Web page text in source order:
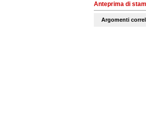
Anteprima di
Argomenti